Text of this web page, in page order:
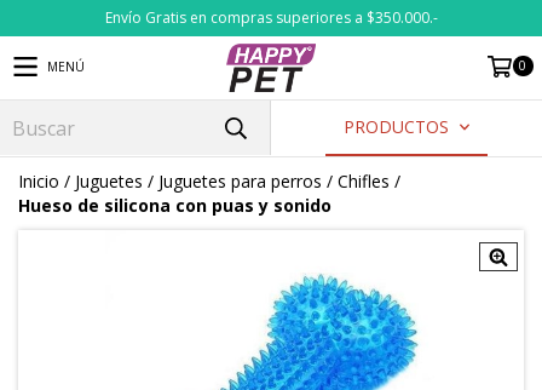
Envío Gratis en compras superiores a $350.000.-
MENÚ 0
PRODUCTOS
Inicio / Juguetes / Juguetes para perros / Chifles /
Hueso de silicona con puas y sonido